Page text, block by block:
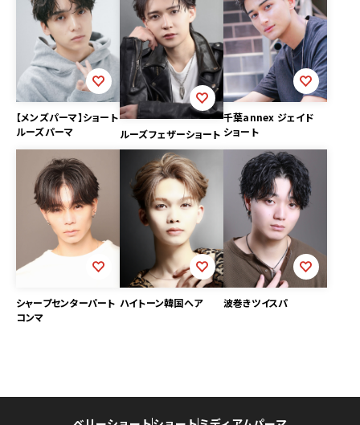
【メンズパーマ】ショート
ルーズパーマ
ルーズフェザーショート
千葉annex ジェイド
ショート
シャープセンターパート
コンマ
ハイトーン韓国ヘア 波巻きツイスパ